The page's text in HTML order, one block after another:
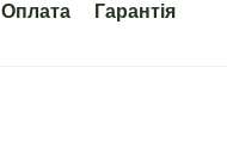
Оплата Гарантія